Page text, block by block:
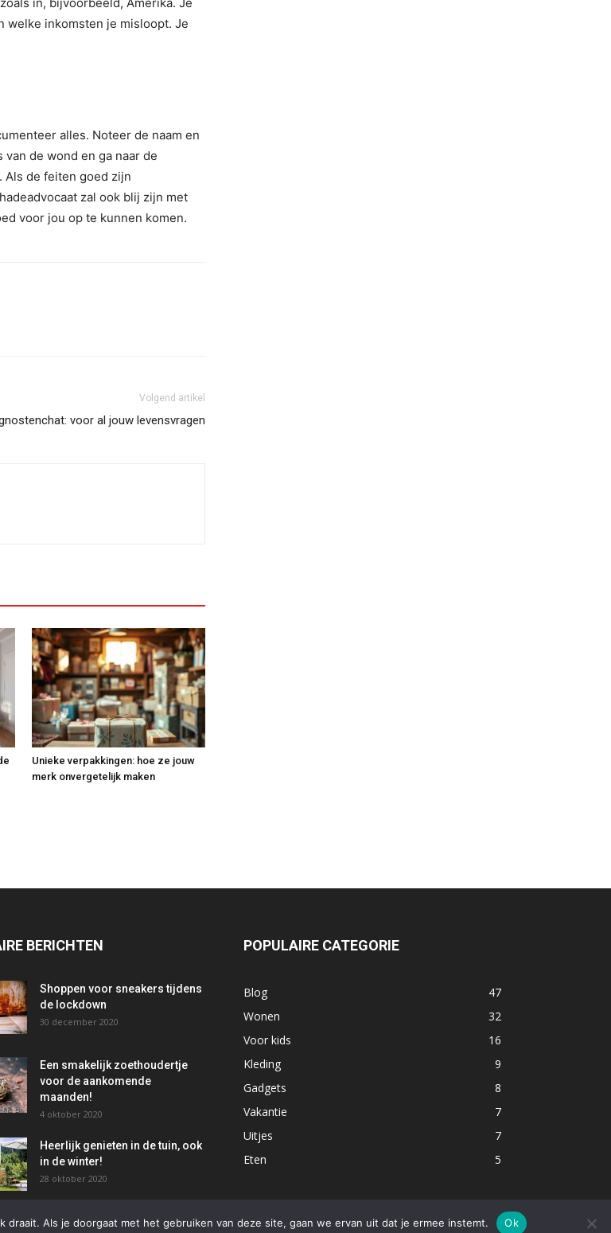
welke inkomsten je misloopt. Je
alles. Noteer de naam en
de wond en ga naar de
Als de feiten goed zijn
zal ook blij zijn met
voor jou op te kunnen komen.
Volgend artikel
voor al jouw levensvragen
Unieke verpakkingen: hoe ze jouw
merk onvergetelijk maken
BERICHTEN
Shoppen voor sneakers tijdens
de lockdown
30 december 2020
Een smakelijk zoethoudertje
voor de aankomende
maanden!
4 oktober 2020
Heerlijk genieten in de tuin, ook
in de winter!
28 oktober 2020
POPULAIRE CATEGORIE
Blog
47
Wonen
32
Voor kids
16
Kleding
9
Gadgets
8
Vakantie
7
Uitjes
7
Eten
5
Als je doorgaat met het gebruiken van deze site, gaan we ervan uit dat je ermee instemt. Ok